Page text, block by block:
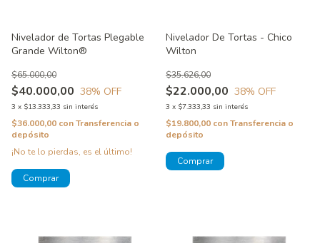
Nivelador de Tortas Plegable
Grande Wilton®
$40.000,00
$65.000,00
38% OFF
3 x $13.333,33 sin interés
$36.000,00 conTransferencia o
depósito
¡No te lo pierdas, es el último!
Nivelador De Tortas - Chico
Wilton
$22.000,00
$35.626,00
38% OFF
3 x $7.333,33 sin interés
$19.800,00 conTransferencia o
depósito